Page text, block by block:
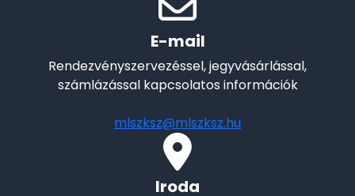
E-mail
Rendezvényszervezéssel, jegyvásárlással,
számlázással kapcsolatos információk
mlszksz@mlszksz.hu
Iroda